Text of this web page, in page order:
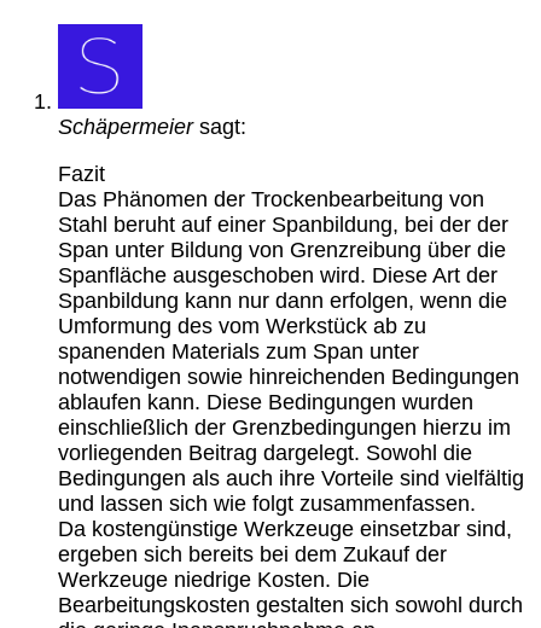
Schäpermeier sagt:
Fazit
Das Phänomen der Trockenbearbeitung von
Stahl beruht auf einer Spanbildung, bei der der
Span unter Bildung von Grenzreibung über die
Spanfläche ausgeschoben wird. Diese Art der
Spanbildung kann nur dann erfolgen, wenn die
Umformung des vom Werkstück ab zu
spanenden Materials zum Span unter
notwendigen sowie hinreichenden Bedingungen
ablaufen kann. Diese Bedingungen wurden
einschließlich der Grenzbedingungen hierzu im
vorliegenden Beitrag dargelegt. Sowohl die
Bedingungen als auch ihre Vorteile sind vielfältig
und lassen sich wie folgt zusammenfassen.
Da kostengünstige Werkzeuge einsetzbar sind,
ergeben sich bereits bei dem Zukauf der
Werkzeuge niedrige Kosten. Die
Bearbeitungskosten gestalten sich sowohl durch